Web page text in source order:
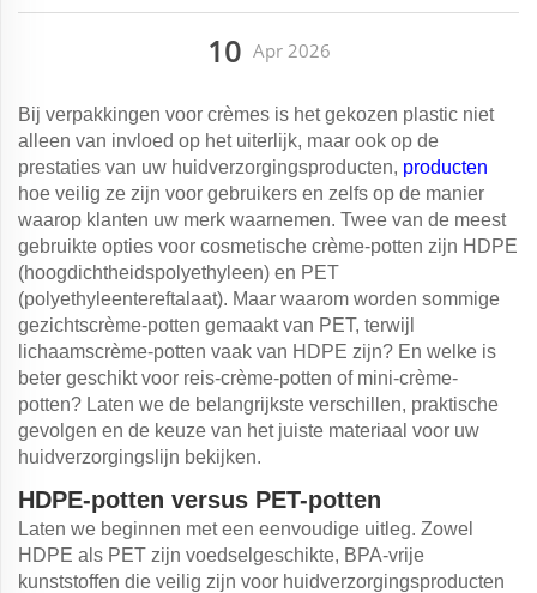
10 Apr 2026
Bij verpakkingen voor crèmes is het gekozen plastic niet
alleen van invloed op het uiterlijk, maar ook op de
prestaties van uw huidverzorgingsproducten, producten
hoe veilig ze zijn voor gebruikers en zelfs op de manier
waarop klanten uw merk waarnemen. Twee van de meest
gebruikte opties voor cosmetische crème-potten zijn HDPE
(hoogdichtheidspolyethyleen) en PET
(polyethyleentereftalaat). Maar waarom worden sommige
gezichtscrème-potten gemaakt van PET, terwijl
lichaamscrème-potten vaak van HDPE zijn? En welke is
beter geschikt voor reis-crème-potten of mini-crème-
potten? Laten we de belangrijkste verschillen, praktische
gevolgen en de keuze van het juiste materiaal voor uw
huidverzorgingslijn bekijken.
HDPE-potten versus PET-potten
Laten we beginnen met een eenvoudige uitleg. Zowel
HDPE als PET zijn voedselgeschikte, BPA-vrije
kunststoffen die veilig zijn voor huidverzorgingsproducten